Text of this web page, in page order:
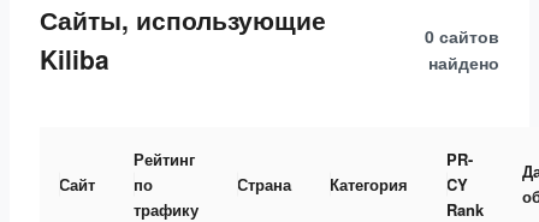
Сайты, использующие
Kiliba
0 сайтов
найдено
Сайт
Рейтинг
по
трафику
Страна Категория
PR-
CY
Rank